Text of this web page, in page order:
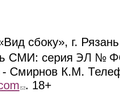
сбоку», г.
СМИ: серия ЭЛ №
- Смирнов К.М.
(link sends e-mail)
. 18+